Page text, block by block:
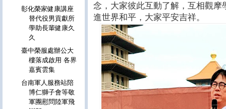
念，大家彼此互動了解，互相觀
進世界和平，大家平安吉祥。
彰化榮家健康講座
替代役男貢獻所
學助長輩健康久
久
臺中榮服處辦公大
樓落成啟用 各界
嘉賓雲集
台南軍人服務站陪
博仁獅子會等敬
軍團慰問陸軍飛